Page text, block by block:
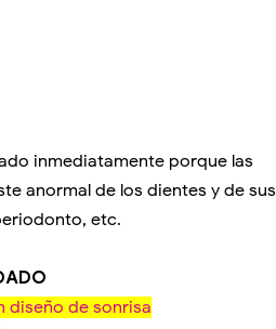
inmediatamente porque las
anormal de los dientes y de sus
etc.
diseño de sonrisa